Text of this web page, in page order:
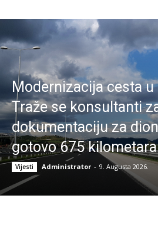
Modernizacija cesta u
Traže se konsultanti
dokumentaciju za
gotovo 675 kilometara
Vijesti Administrator - 9. Augusta 2026.